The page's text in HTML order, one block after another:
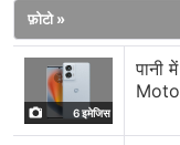
फ़ोटो »
6 इमेजिस
पानी